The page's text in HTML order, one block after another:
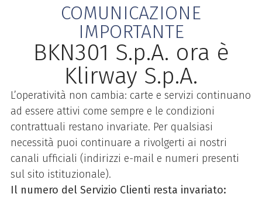
Soluzioni per l’esercente
Per il punto vendita
Per l'e-commerce
Per le vendite per corrispondenza e telefoniche
Per il punto
Vendita
COMUNICAZIONE
IMPORTANTE
BKN301 S.p.A. ora è
Klirway S.p.A.
L’operatività non cambia: carte e servizi continuano
ad essere attivi come sempre e le condizioni
contrattuali restano invariate. Per qualsiasi
necessità puoi continuare a rivolgerti ai nostri
canali ufficiali (indirizzi e-mail e numeri presenti
sul sito istituzionale).
Il numero del Servizio Clienti resta invariato: